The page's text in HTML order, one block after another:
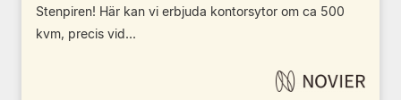
Stenpiren! Här kan vi erbjuda kontorsytor om ca 500
kvm, precis vid...